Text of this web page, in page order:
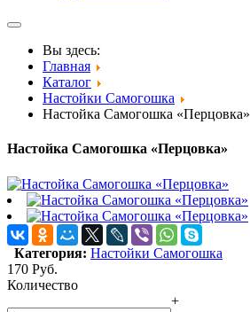
Вы здесь:
Главная
Каталог
Настойки Самогошка
Настойка Самогошка «Перцовка»
Настойка Самогошка «Перцовка»
Категория: Настойки Самогошка
170 Руб.
Количество
+